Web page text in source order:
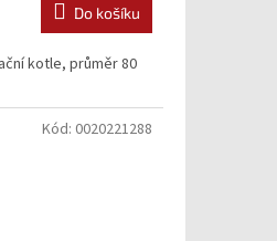
Do košíku
kotle, průměr 80
Kód: 0020221288